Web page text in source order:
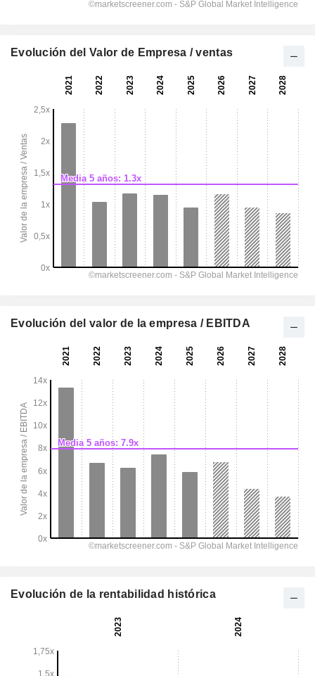
Evolución del Valor de Empresa / ventas
Evolución del valor de la empresa / EBITDA
Evolución de la rentabilidad histórica